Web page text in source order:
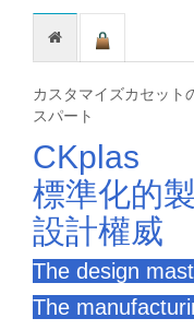
カスタマイズカセット
スパート
CKplas
標準化的
設計權威
The design
The